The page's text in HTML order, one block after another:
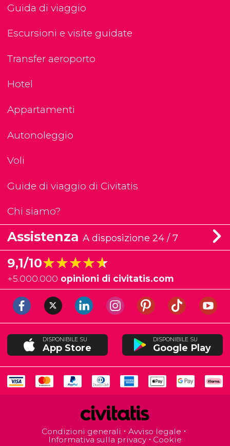
Guida di viaggio
Escursioni e visite guidate
Transfer aeroporto
Hotel
Appartamenti
Autonoleggio
Voli
Guide di viaggio di Civitatis
Chi siamo?
Assistenza A disposizione 24 / 7
9,1/10★★★★★
★★★★★
+5.000.000 opinioni di civitatis.com
DISPONIBILE SU
App Store
DISPONIBILE SU
Google Play
Condizioni generali
Avviso legale
Informativa sulla privacy
Cookie